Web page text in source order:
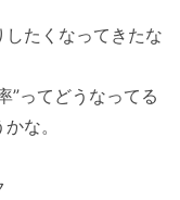
たくなってきたな
”ってどうなってる
な。